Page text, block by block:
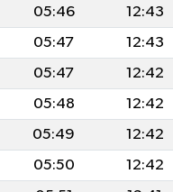
05:46 12:43
05:47 12:43
05:47 12:42
05:48 12:42
05:49 12:42
05:50 12:42